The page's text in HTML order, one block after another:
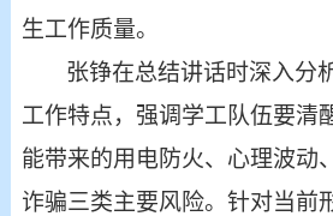
生工作质量。
张铮在总结讲话时深入分
工作特点，强调学工队伍要清
能带来的用电防火、心理波动
诈骗三类主要风险。针对当前